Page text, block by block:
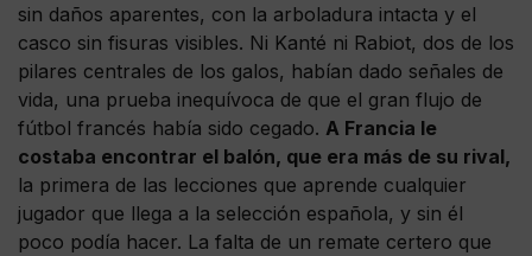
sin daños aparentes, con la arboladura intacta y el
casco sin fisuras visibles. Ni Kanté ni Rabiot, dos de los
pilares centrales de los galos, habían dado señales de
vida, una prueba inequívoca de que el gran flujo de
fútbol francés había sido cegado. A Francia le
costaba encontrar el balón, que era más de su rival,
la primera de las lecciones que aprende cualquier
jugador que llega a la selección española, y sin él
poco podía hacer. La falta de un remate certero que